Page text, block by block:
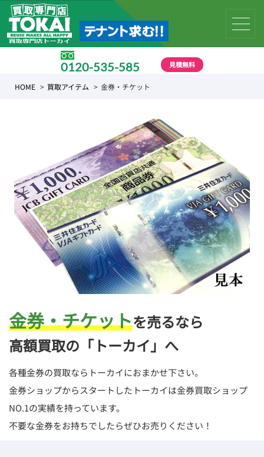
0120-535-585 見積無料
HOME 買取アイテム 金券・チケット
金券・チケットを売るなら
高額買取の「トーカイ」へ
各種金券の買取ならトーカイにおまかせ下さい。
金券ショップからスタートしたトーカイは金券買取ショップ
NO.1の実績を持っています。
不要な金券をお持ちでしたらぜひお売りください！